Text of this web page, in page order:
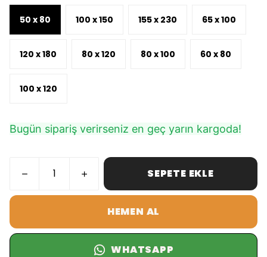
50 x 80 100 x 150 155 x 230 65 x 100
120 x 180 80 x 120 80 x 100 60 x 80
100 x 120
Bugün sipariş verirseniz en geç yarın kargoda!
SEPETE EKLE
HEMEN AL
WHATSAPP